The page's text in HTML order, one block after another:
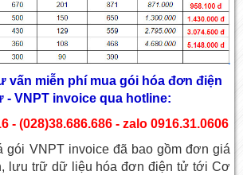
vấn miễn phí mua gói hóa đơn điện
- VNPT invoice qua hotline:
- (028)38.686.686 - zalo 0916.31.0606
VNPT invoice đã bao gồm đơn giá
lưu trữ dữ liệu hóa đơn điện tử tới Cơ